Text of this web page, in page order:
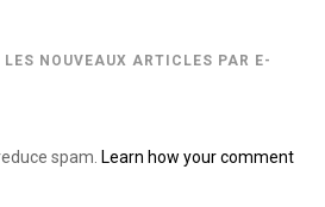
NOUVEAUX ARTICLES PAR E-
spam. Learn how your comment